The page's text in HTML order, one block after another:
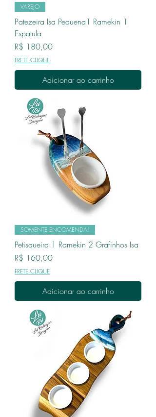
VAREJO
Patezeira Isa Pequena1 Ramekin 1
Espatula
Preço
R$ 180,00
FRETE CLIQUE
Adicionar ao carrinho
SOMENTE ENCOMENDA!
Petisqueira 1 Ramekin 2 Grafinhos Isa
Preço
R$ 160,00
FRETE CLIQUE
Adicionar ao carrinho